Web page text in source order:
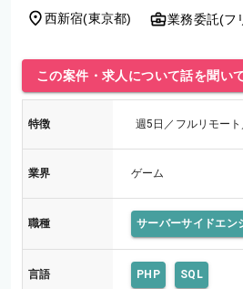
西新宿(東京都) 業務委託(フ
この案件・求人について話を聞い
特徴 週5日／フルリモー
業界 ゲーム
職種 サーバーサイドエン
言語 PHP SQL